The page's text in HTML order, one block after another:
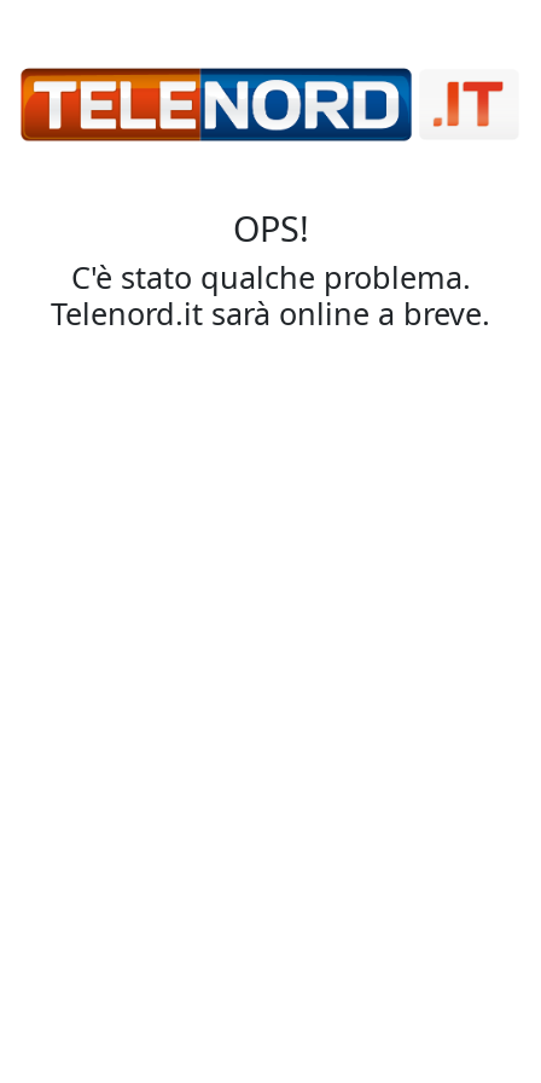
OPS!
C'è stato qualche problema.
Telenord.it sarà online a breve.